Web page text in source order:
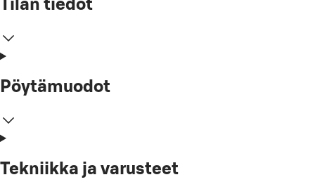
Tilan tiedot
Pöytämuodot
Tekniikka ja varusteet